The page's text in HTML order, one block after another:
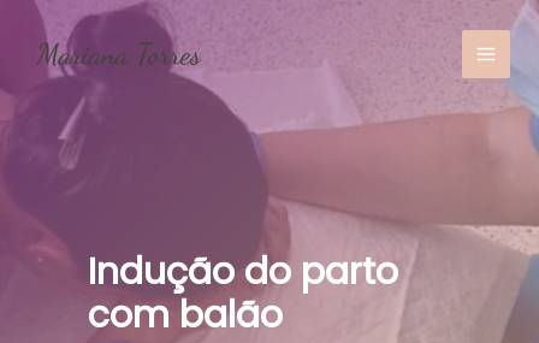
content
Indução do parto
com balão